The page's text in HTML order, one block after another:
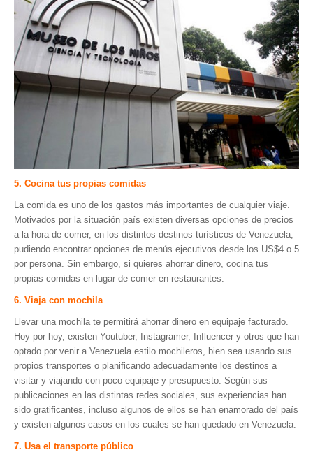
5. Cocina tus propias comidas
La comida es uno de los gastos más importantes de cualquier viaje.
Motivados por la situación país existen diversas opciones de precios
a la hora de comer, en los distintos destinos turísticos de Venezuela,
pudiendo encontrar opciones de menús ejecutivos desde los US$4 o 5
por persona. Sin embargo, si quieres ahorrar dinero, cocina tus
propias comidas en lugar de comer en restaurantes.
6. Viaja con mochila
Llevar una mochila te permitirá ahorrar dinero en equipaje facturado.
Hoy por hoy, existen Youtuber, Instagramer, Influencer y otros que han
optado por venir a Venezuela estilo mochileros, bien sea usando sus
propios transportes o planificando adecuadamente los destinos a
visitar y viajando con poco equipaje y presupuesto. Según sus
publicaciones en las distintas redes sociales, sus experiencias han
sido gratificantes, incluso algunos de ellos se han enamorado del país
y existen algunos casos en los cuales se han quedado en Venezuela.
7. Usa el transporte público